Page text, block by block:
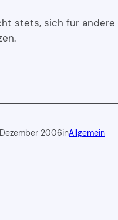
stets, sich für andere
2006inAllgemein